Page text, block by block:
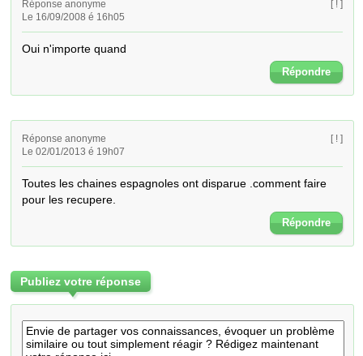
Réponse anonyme
Le 16/09/2008 é 16h05
[ ! ]
Oui n'importe quand
Répondre
Réponse anonyme
Le 02/01/2013 é 19h07
[ ! ]
Toutes les chaines espagnoles ont disparue .comment faire
pour les recupere.
Répondre
Publiez votre réponse